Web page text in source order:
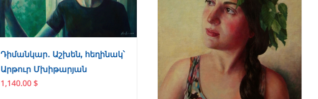
Դիմանկար․ Աշխեն, հեղինակ՝
Արթուր Մխիթարյան
1,140.00 $